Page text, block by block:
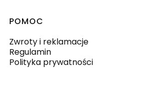
POMOC
Zwroty i reklamacje
Regulamin
Polityka prywatności